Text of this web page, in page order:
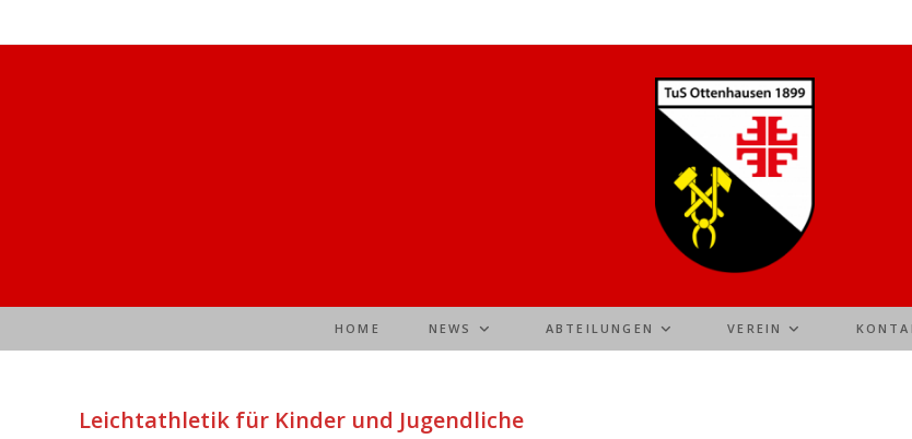
Inhalt
HOME NEWS ABTEILUNGEN VEREIN
Leichtathletik für Kinder und Jugendliche